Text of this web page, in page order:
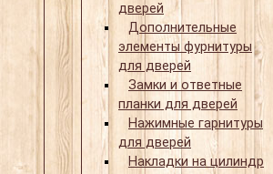
дверей
Дополнительные
элементы фурнитуры
для дверей
Замки и ответные
планки для дверей
Нажимные гарнитуры
для дверей
Накладки на цилиндр